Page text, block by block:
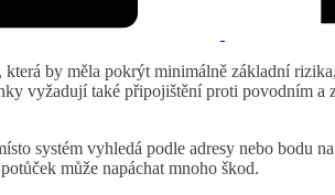
by měla pokrýt minimálně základní
vyžadují také připojištění proti povodním a
systém vyhledá podle adresy nebo bodu
může napáchat mnoho škod.